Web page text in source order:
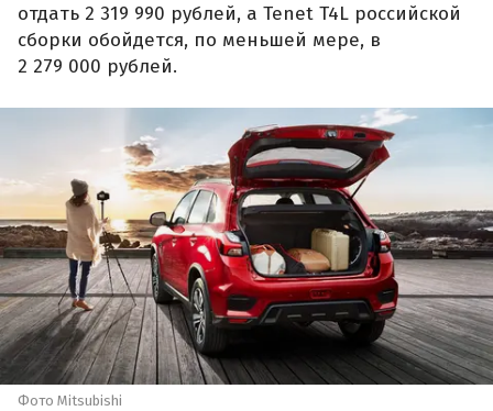
отдать 2 319 990 рублей, а Tenet T4L российской
сборки обойдется, по меньшей мере, в
2 279 000 рублей.
Фото Mitsubishi